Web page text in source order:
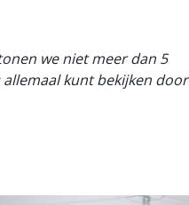
we niet meer dan 5
kunt bekijken door